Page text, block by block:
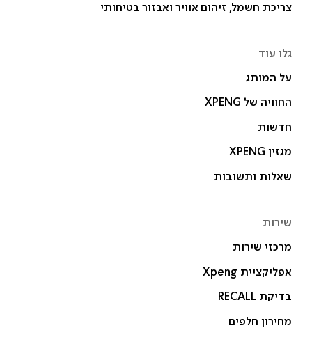
צריכת חשמל, זיהום אוויר ואבזור בטיחותי
גלו עוד
על המותג
החוויה של XPENG
חדשות
מגזין XPENG
שאלות ותשובות
שירות
מרכזי שירות
אפליקציית Xpeng
בדיקת RECALL
מחירון חלפים